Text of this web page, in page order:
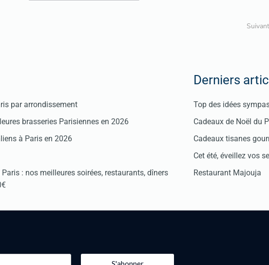
Suivant
par arrondissement
brasseries Parisiennes en 2026
à Paris en 2026
: nos meilleures soirées, restaurants, dîners
Derniers
Top des idées
Cadeaux de Noël du
Cadeaux tisanes
Cet été, éveillez vos
Restaurant Majouja